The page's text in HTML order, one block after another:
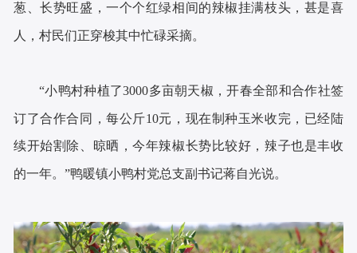
葱、长势旺盛，一个个红绿相间的辣椒挂满枝头，甚是喜
人，村民们正穿梭其中忙碌采摘。
“小鸭村种植了3000多亩朝天椒，开春全部和合作社签
订了合作合同，每公斤10元，现在制种玉米收完，已经陆
续开始割除、晾晒，今年辣椒长势比较好，辣子也是丰收
的一年。”鸭暖镇小鸭村党总支副书记蒋自光说。